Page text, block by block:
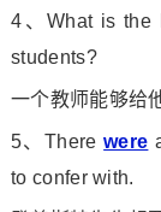
4、What is the
students?
一个教师能够给
5、Therewere
to confer with.